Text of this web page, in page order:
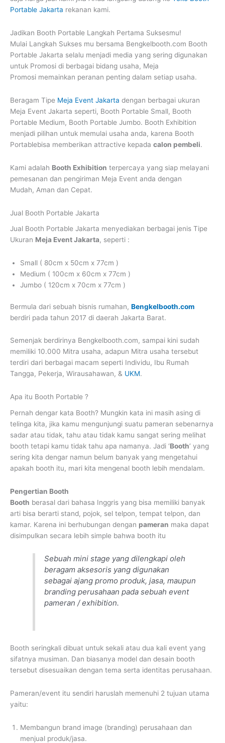
Portable Jakarta rekanan kami.
Jadikan Booth Portable Langkah Pertama Suksesmu!
Mulai Langkah Sukses mu bersama Bengkelbooth.com Booth
Portable Jakarta selalu menjadi media yang sering digunakan
untuk Promosi di berbagai bidang usaha, Meja
Promosi memainkan peranan penting dalam setiap usaha.
Beragam Tipe Meja Event Jakarta dengan berbagai ukuran
Meja Event Jakarta seperti, Booth Portable Small, Booth
Portable Medium, Booth Portable Jumbo. Booth Exhibition
menjadi pilihan untuk memulai usaha anda, karena Booth
Portablebisa memberikan attractive kepada calon pembeli.
Kami adalah Booth Exhibition terpercaya yang siap melayani
pemesanan dan pengiriman Meja Event anda dengan
Mudah, Aman dan Cepat.
Jual Booth Portable Jakarta
Jual Booth Portable Jakarta menyediakan berbagai jenis Tipe
Ukuran Meja Event Jakarta, seperti :
Small ( 80cm x 50cm x 77cm )
Medium ( 100cm x 60cm x 77cm )
Jumbo ( 120cm x 70cm x 77cm )
Bermula dari sebuah bisnis rumahan, Bengkelbooth.com
berdiri pada tahun 2017 di daerah Jakarta Barat.
Semenjak berdirinya Bengkelbooth.com, sampai kini sudah
memiliki 10.000 Mitra usaha, adapun Mitra usaha tersebut
terdiri dari berbagai macam seperti Individu, Ibu Rumah
Tangga, Pekerja, Wirausahawan, & UKM.
Apa itu Booth Portable ?
Pernah dengar kata Booth? Mungkin kata ini masih asing di
telinga kita, jika kamu mengunjungi suatu pameran sebenarnya
sadar atau tidak, tahu atau tidak kamu sangat sering melihat
booth tetapi kamu tidak tahu apa namanya. Jadi ‘Booth’ yang
sering kita dengar namun belum banyak yang mengetahui
apakah booth itu, mari kita mengenal booth lebih mendalam.
Pengertian Booth
Booth berasal dari bahasa Inggris yang bisa memiliki banyak
arti bisa berarti stand, pojok, sel telpon, tempat telpon, dan
kamar. Karena ini berhubungan dengan pameran maka dapat
disimpulkan secara lebih simple bahwa booth itu
Sebuah mini stage yang dilengkapi oleh
beragam aksesoris yang digunakan
sebagai ajang promo produk, jasa, maupun
branding perusahaan pada sebuah event
pameran / exhibition.
Booth seringkali dibuat untuk sekali atau dua kali event yang
sifatnya musiman. Dan biasanya model dan desain booth
tersebut disesuaikan dengan tema serta identitas perusahaan.
Pameran/event itu sendiri haruslah memenuhi 2 tujuan utama
yaitu:
Membangun brand image (branding) perusahaan dan
menjual produk/jasa.